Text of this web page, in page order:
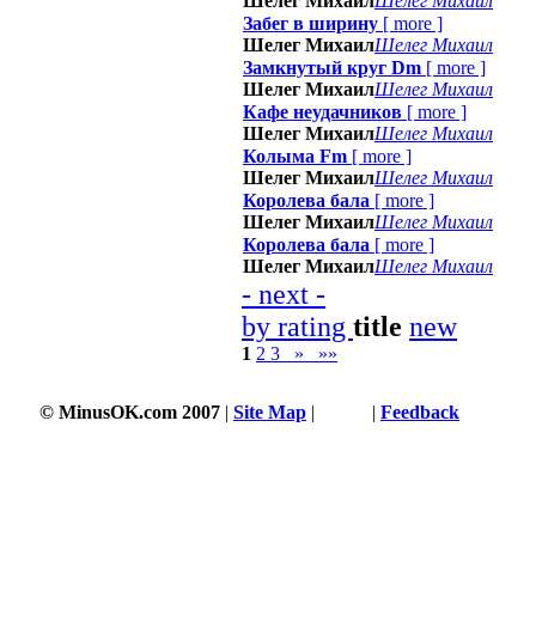
Забег в ширину [ more ]
Шелег МихаилШелег Михаил
Замкнутый круг Dm [ more ]
Шелег МихаилШелег Михаил
Кафе неудачников [ more ]
Шелег МихаилШелег Михаил
Колыма Fm [ more ]
Шелег МихаилШелег Михаил
Королева бала [ more ]
Шелег МихаилШелег Михаил
Королева бала [ more ]
Шелег МихаилШелег Михаил
- next -
by rating title new
1 2 3 » »»
© MinusOK.com 2007 | Site Map | | Feedback